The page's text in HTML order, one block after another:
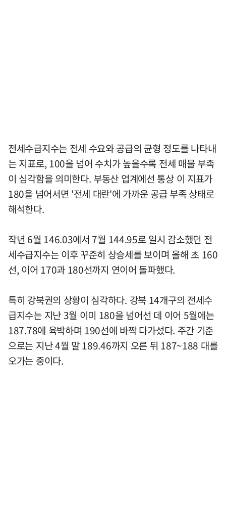
전세수급지수는 전세 수요와 공급의 균형 정도를 나타내
는 지표로, 100을 넘어 수치가 높을수록 전세 매물 부족
이 심각함을 의미한다. 부동산 업계에선 통상 이 지표가
180을 넘어서면 '전세 대란'에 가까운 공급 부족 상태로
해석한다.
작년 6월 146.03에서 7월 144.95로 일시 감소했던 전
세수급지수는 이후 꾸준히 상승세를 보이며 올해 초 160
선, 이어 170과 180선까지 연이어 돌파했다.
특히 강북권의 상황이 심각하다. 강북 14개구의 전세수
급지수는 지난 3월 이미 180을 넘어선 데 이어 5월에는
187.78에 육박하며 190선에 바짝 다가섰다. 주간 기준
으로는 지난 4월 말 189.46까지 오른 뒤 187~188 대를
오가는 중이다.